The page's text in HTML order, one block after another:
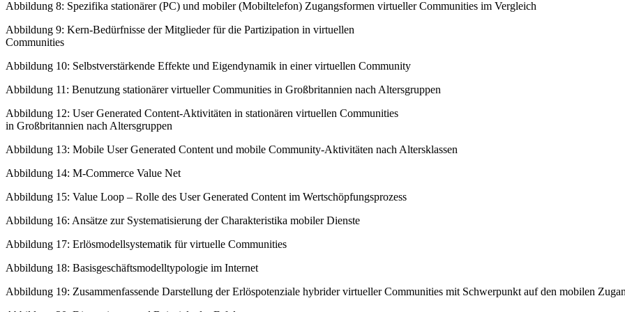
Abbildung 8: Spezifika stationärer (PC) und mobiler (Mobiltelefon) Zugangsformen virtueller Communities im Vergleich
Abbildung 9: Kern-Bedürfnisse der Mitglieder für die Partizipation in virtuellen
Communities
Abbildung 10: Selbstverstärkende Effekte und Eigendynamik in einer virtuellen Community
Abbildung 11: Benutzung stationärer virtueller Communities in Großbritannien nach Altersgruppen
Abbildung 12: User Generated Content-Aktivitäten in stationären virtuellen Communities
in Großbritannien nach Altersgruppen
Abbildung 13: Mobile User Generated Content und mobile Community-Aktivitäten nach Altersklassen
Abbildung 14: M-Commerce Value Net
Abbildung 15: Value Loop – Rolle des User Generated Content im Wertschöpfungsprozess
Abbildung 16: Ansätze zur Systematisierung der Charakteristika mobiler Dienste
Abbildung 17: Erlösmodellsystematik für virtuelle Communities
Abbildung 18: Basisgeschäftsmodelltypologie im Internet
Abbildung 19: Zusammenfassende Darstellung der Erlöspotenziale hybrider virtueller Communities mit Schwerpunkt auf den mobilen